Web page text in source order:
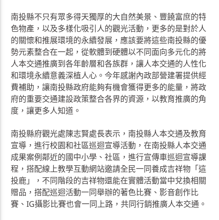
南投縣不只有眾多得天獨厚的大自然美景、豐饒富庶的特
色物產，以及多樣化吸引人的觀光活動，更多的是對於人
的關懷和推展環境的永續發展，應該要將這些南投縣的優
勢元素整合在一起，從軟體到硬體以不同面向多元化的將
人本交通推廣到各年齡層和各族群，讓人本交通的人性化
和環境永續意義深植人心。今年感謝內政部營建署提供經
費補助，讓南投縣政府能夠有機會獲得更多的能量，將政
府的重要交通建設政策整合各界的資源，以教育推廣的角
度，讓更多人知道。
南投縣府觀光處陳志賢處長表示，南投縣人本交通及教育
宣導，進行校園和社區巡迴宣導活動，在南投縣人本交通
成果案例鄰近的國中小學、社區，進行宣傳車巡迴宣導課
程，搭配線上教學互動網站邀請全民一同養成吉祥物「這
投鹿」，不同階段的吉祥物還能在實體活動當中兌換相關
贈品，搭配巡迴活動一同舉辦的著色比賽、影音創作比
賽、IG攝影比賽也會一同上路，共同行銷推廣人本交通。